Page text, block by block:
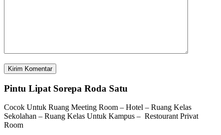
Pintu Lipat Sorepa Roda Satu
Cocok Untuk Ruang Meeting Room – Hotel – Ruang Kelas
Sekolahan – Ruang Kelas Untuk Kampus – Restourant Privat
Room